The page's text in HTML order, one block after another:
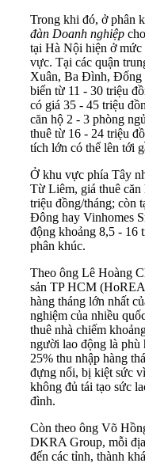
Trong khi đó, ở phân
đàn Doanh nghiệp
tại Hà Nội hiện ở mức
vực. Tại các quận
Xuân, Ba Đình, Đống
biến từ 11 - 30 triệu
có giá 35 - 45 triệu
căn hộ 2 - 3 phòng
thuê từ 16 - 24 triệu
tích lớn có thể lên tới
Ở khu vực phía Tây
Từ Liêm, giá thuê căn
triệu đồng/tháng; còn
Đông hay Vinhomes
động khoảng 8,5 - 16
phân khúc.
Theo ông Lê Hoàng
sản TP HCM
hàng tháng lớn nhất
nghiệm của nhiều
thuê nhà chiếm
người lao động là phù
25% thu nhập hàng
đựng nổi, bị kiệt sức
không đủ tái tạo sức
đình.
Còn theo ông Võ
DKRA Group, mỗi
đến các tỉnh, thành